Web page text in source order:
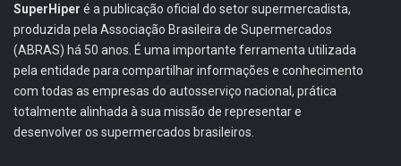
SuperHiper é a publicação oficial do setor supermercadista,
produzida pela Associação Brasileira de Supermercados
(ABRAS) há 50 anos. É uma importante ferramenta utilizada
pela entidade para compartilhar informações e conhecimento
com todas as empresas do autosserviço nacional, prática
totalmente alinhada à sua missão de representar e
desenvolver os supermercados brasileiros.